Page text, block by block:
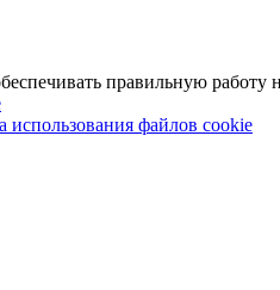
правильную работу
использования файлов cookie